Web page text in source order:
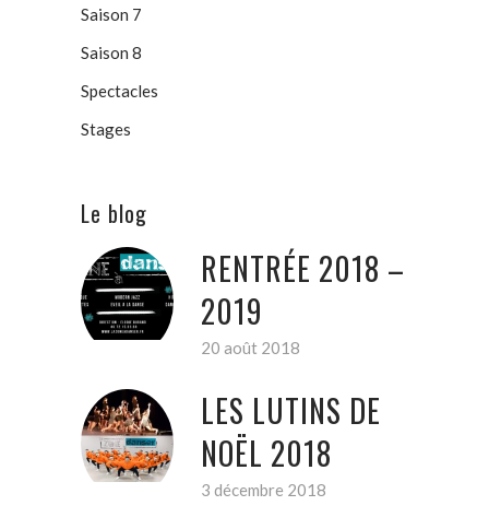
Saison 7
Saison 8
Spectacles
Stages
Le blog
RENTRÉE 2018 –
2019
20 août 2018
LES LUTINS DE
NOËL 2018
3 décembre 2018